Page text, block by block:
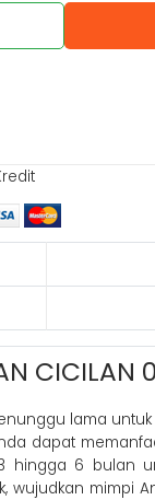
CICILAN
lama
dapat
hingga 6 bulan
wujudkan mimpi